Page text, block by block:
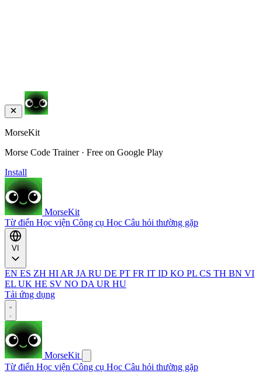
MorseKit
Morse Code Trainer · Free on Google Play
Install
MorseKit
Từ điển Học viện Công cụ Học Câu hỏi thường gặp
EN ES ZH HI AR JA RU DE PT FR IT ID KO PL CS TH BN VI
EL UK HE SV NO DA UR HU
Tải ứng dụng
MorseKit
Từ điển Học viện Công cụ Học Câu hỏi thường gặp